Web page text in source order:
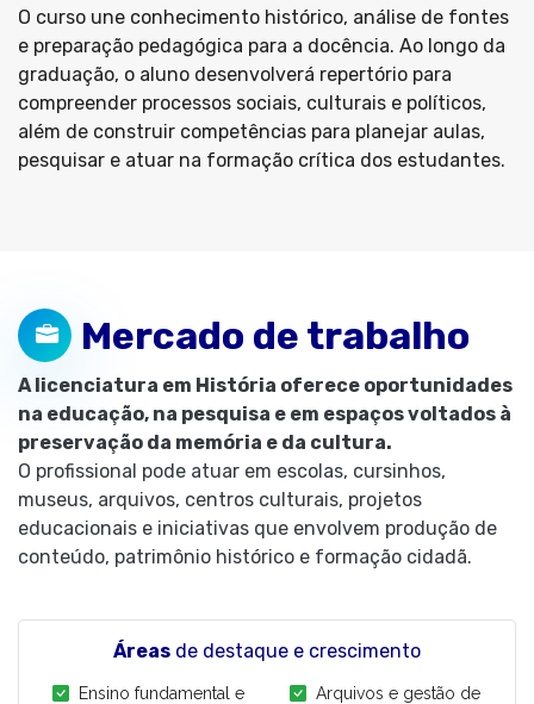
O curso une conhecimento histórico, análise de fontes
e preparação pedagógica para a docência. Ao longo da
graduação, o aluno desenvolverá repertório para
compreender processos sociais, culturais e políticos,
além de construir competências para planejar aulas,
pesquisar e atuar na formação crítica dos estudantes.
Mercado de trabalho
A licenciatura em História oferece oportunidades
na educação, na pesquisa e em espaços voltados à
preservação da memória e da cultura.
O profissional pode atuar em escolas, cursinhos,
museus, arquivos, centros culturais, projetos
educacionais e iniciativas que envolvem produção de
conteúdo, patrimônio histórico e formação cidadã.
Áreas de destaque e crescimento
Ensino fundamental e
Arquivos e gestão de